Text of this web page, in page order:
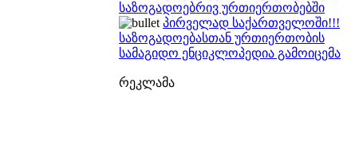
საზოგადოებრივ ურთიერთობებში
პირველად საქართველოში!!!
საზოგადოებასთან ურთიერთობის
სამაგიდო ენციკლოპედია გამოიცემა
რეკლამა